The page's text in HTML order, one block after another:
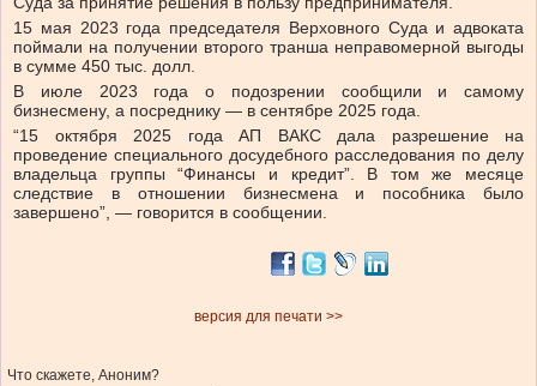
15 мая 2023 года председателя Верховного Суда и адвоката
поймали на получении второго транша неправомерной выгоды
в сумме 450 тыс. долл.
В июле 2023 года о подозрении сообщили и самому
бизнесмену, а посреднику — в сентябре 2025 года.
“15 октября 2025 года АП ВАКС дала разрешение на
проведение специального досудебного расследования по делу
владельца группы “Финансы и кредит”. В том же месяце
следствие в отношении бизнесмена и пособника было
завершено”, — говорится в сообщении.
версия для печати >>
Что скажете, Аноним?